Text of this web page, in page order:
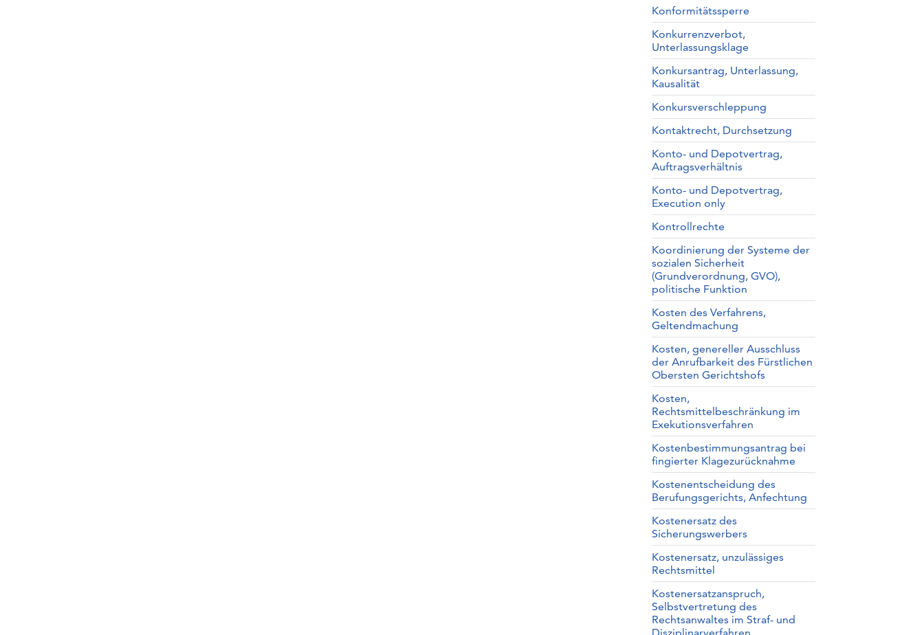
Konformitätssperre
Konkurrenzverbot,
Unterlassungsklage
Konkursantrag, Unterlassung,
Kausalität
Konkursverschleppung
Kontaktrecht, Durchsetzung
Konto- und Depotvertrag,
Auftragsverhältnis
Konto- und Depotvertrag,
Execution only
Kontrollrechte
Koordinierung der Systeme der
sozialen Sicherheit
(Grundverordnung, GVO),
politische Funktion
Kosten des Verfahrens,
Geltendmachung
Kosten, genereller Ausschluss
der Anrufbarkeit des Fürstlichen
Obersten Gerichtshofs
Kosten,
Rechtsmittelbeschränkung im
Exekutionsverfahren
Kostenbestimmungsantrag bei
fingierter Klagezurücknahme
Kostenentscheidung des
Berufungsgerichts, Anfechtung
Kostenersatz des
Sicherungswerbers
Kostenersatz, unzulässiges
Rechtsmittel
Kostenersatzanspruch,
Selbstvertretung des
Rechtsanwaltes im Straf- und